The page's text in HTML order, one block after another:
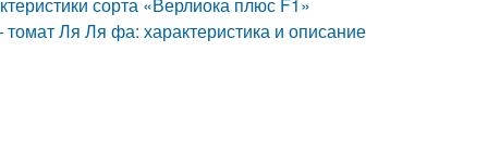
Ля Ля фа: характеристика и описание